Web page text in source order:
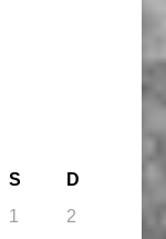
S
D
1
2